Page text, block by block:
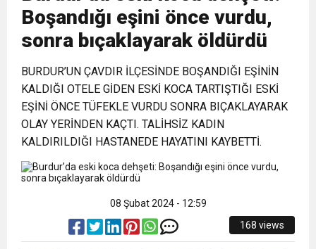
1:00 İTSO İŞ-KUR SGK TOPLANTI
DUYURUSU
21:40 CEYLANDERE’DE BAŞKAN EMRAH
KARAÇAY’A SEVGİ SELİ
18:22
Boşandığı eşini önce vurdu,
sonra bıçaklayarak öldürdü
BURDUR’UN ÇAVDIR İLÇESİNDE BOŞANDIĞI EŞİNİN
KALDIĞI OTELE GİDEN ESKİ KOCA TARTIŞTIĞI ESKİ
EŞİNİ ÖNCE TÜFEKLE VURDU SONRA BIÇAKLAYARAK
OLAY YERİNDEN KAÇTI. TALİHSİZ KADIN
KALDIRILDIĞI HASTANEDE HAYATINI KAYBETTİ.
08 Şubat 2024 - 12:59
168 views